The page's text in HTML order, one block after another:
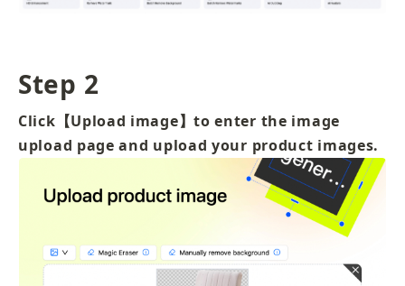
Step 2
Click【Upload image】to enter the image
upload page and upload your product images.